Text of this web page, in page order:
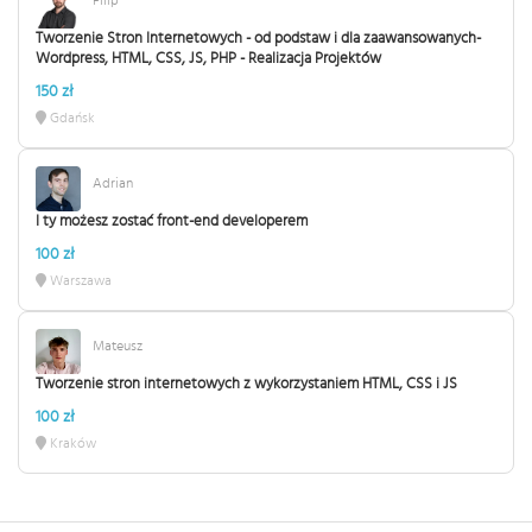
Tworzenie Stron Internetowych - od podstaw i dla zaawansowanych-
Wordpress, HTML, CSS, JS, PHP - Realizacja Projektów
150 zł
Gdańsk
Adrian
I ty możesz zostać front-end developerem
100 zł
Warszawa
Mateusz
Tworzenie stron internetowych z wykorzystaniem HTML, CSS i JS
100 zł
Kraków